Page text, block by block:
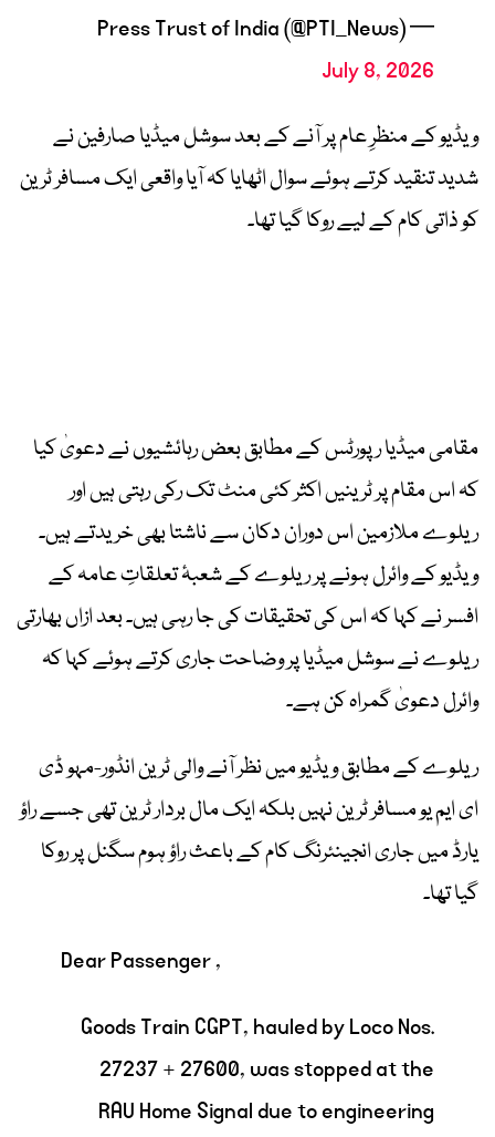
— Press Trust of India (@PTI_News)
July 8, 2026
ویڈیو کے منظرِ عام پر آنے کے بعد سوشل میڈیا صارفین نے
شدید تنقید کرتے ہوئے سوال اٹھایا کہ آیا واقعی ایک مسافر ٹرین
کو ذاتی کام کے لیے روکا گیا تھا۔
مقامی میڈیا رپورٹس کے مطابق بعض رہائشیوں نے دعویٰ کیا
کہ اس مقام پر ٹرینیں اکثر کئی منٹ تک رکی رہتی ہیں اور
ریلوے ملازمین اس دوران دکان سے ناشتا بھی خریدتے ہیں۔
ویڈیو کے وائرل ہونے پر ریلوے کے شعبۂ تعلقاتِ عامہ کے
افسر نے کہا کہ اس کی تحقیقات کی جا رہی ہیں۔ بعد ازاں بھارتی
ریلوے نے سوشل میڈیا پر وضاحت جاری کرتے ہوئے کہا کہ
وائرل دعویٰ گمراہ کن ہے۔
ریلوے کے مطابق ویڈیو میں نظر آنے والی ٹرین انڈور-مہو ڈی
ای ایم یو مسافر ٹرین نہیں بلکہ ایک مال بردار ٹرین تھی جسے راؤ
یارڈ میں جاری انجینئرنگ کام کے باعث راؤ ہوم سگنل پر روکا
گیا تھا۔
Dear Passenger ,
Goods Train CGPT, hauled by Loco Nos.
27237 + 27600, was stopped at the
RAU Home Signal due to engineering